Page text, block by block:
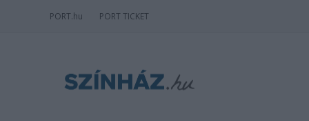
PORT.hu PORT TICKET